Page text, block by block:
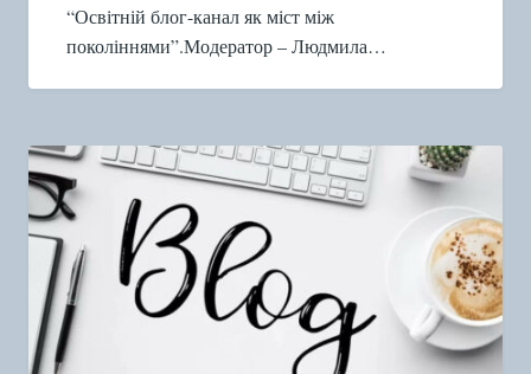
“Освітній блог-канал як міст між
поколіннями”.Модератор – Людмила…